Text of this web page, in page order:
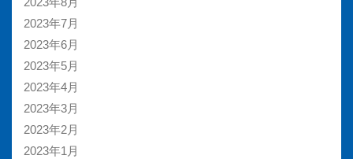
2023年8月
2023年7月
2023年6月
2023年5月
2023年4月
2023年3月
2023年2月
2023年1月